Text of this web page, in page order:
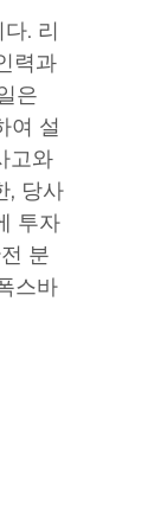
. 리
력과
은
여 설
고와
, 당사
투자
분
스바